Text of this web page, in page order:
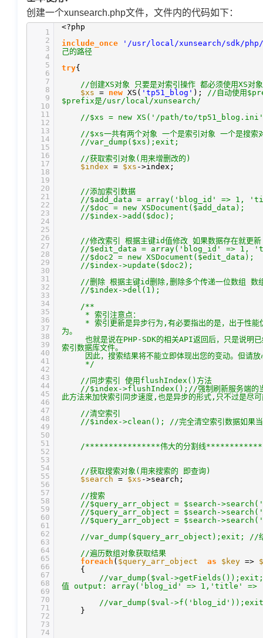
创建一个xunsearch.php文件，文件内的代码如下：
1
2
3
4
5
6
7
8
9
10
11
12
13
14
15
16
17
18
19
20
21
22
23
24
25
26
27
28
29
30
31
32
33
34
35
36
37
38
39
40
41
42
43
44
45
46
47
48
49
50
51
52
53
54
55
56
57
58
59
60
61
62
63
64
65
66
67
68
69
70
71
72
73
74
<?php
include_once
'/usr/local/xunsearch/sdk/
己的路径
try{
//创建XS对象 只要是对索引操作 都必须使用XS对象
$xs = new XS( 'tp51_blog' ); //自动使用
$prefix是/usr/local/xunsearch/
//$xs = new XS('/path/to/
//$xs一共有两个对象 一个是索引对象 一个是搜索
//var_dump($xs);exit;
//获取索引对象(用来增删改的)
$index = $xs ->index;
//添加索引数据
//$add_data = array('blog_id' => 1,
//$doc = new XSDocument($add_data);
//$index->add($doc);
//修改索引 根据主键id值修改 如果数据存在就更新
//$edit_data = array('blog_id' => 1,
//$doc2 = new XSDocument($edit_data);
//$index->update($doc2);
//删除 根据主键id删除,删除多个传递一位数组 数
//$index->del(1);
/**
* 索引注意点：
* 索引更新是异步行为,有必要指出的是，出于性能
为。
也就是说在PHP-SDK的相关API返回后，只是说明
索引数据库文件。
因此，搜索结果将不能立即体现出您的变动。但请
*/
//同步索引 使用flushIndex()方法
//$index->flushIndex();//强制刷新服务端的当前
此方法来加快索引同步速度,也是异步的形式,只不过是尽
//清空索引
//$index->clean(); //完全清空索引数据如果当前
/****************伟大的分割线
//获取搜索对象(用来搜索的 即查询)
$search = $xs ->search;
//搜索
//$query_arr_object = $search-
//$query_arr_object = $search-
//$query_arr_object = $search-
//var_dump($query_arr_object);exit; //结果
//遍历数组对象获取结果
foreach ( $query_arr_object as $key =>
{
//var_dump($val->getFields());exit;
值 output: array('blog_id' => 1,'title' =>
//var_dump($val->f('blog_id'));exit;
}